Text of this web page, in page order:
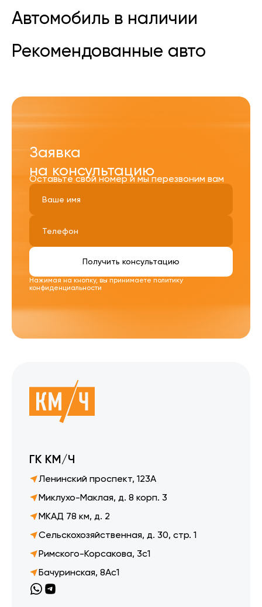
Автомобиль в наличии
Рекомендованные авто
Заявка
на консультацию
Оставьте свой номер и мы перезвоним вам
Нажимая на кнопку, вы принимаете политику
конфиденциальности
Получить консультацию
ГК КМ/Ч
Ленинский проспект, 123А
Миклухо-Маклая, д. 8 корп. 3
МКАД 78 км, д. 2
Сельскохозяйственная, д. 30, стр. 1
Римского-Корсакова, 3с1
Бачуринская, 8Ас1